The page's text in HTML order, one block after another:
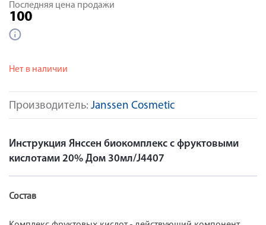
Производитель: Janssen Cosmetic
Последняя цена продажи
100
Нет в наличии
Инструкция Янссен биокомплекс с фруктовыми
кислотами 20% Дом 30мл/J4407
Состав